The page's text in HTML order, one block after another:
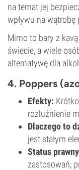
na temat jej
wpływu na
Mimo to bary z
świecie, a wiele
alternatywę dla
4. Poppers
Efekty:
rozluźnienie
Dlaczego to
jest stałym
Status
zastosowań;